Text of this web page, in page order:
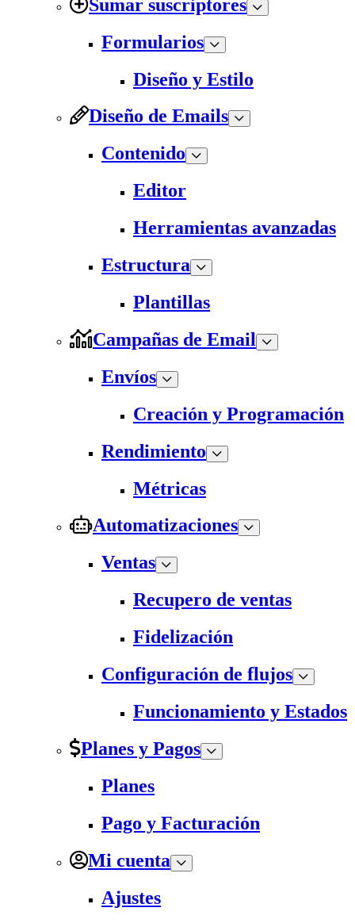
Sumar suscriptores
Formularios
Diseño y Estilo
Diseño de Emails
Contenido
Editor
Herramientas avanzadas
Estructura
Plantillas
Campañas de Email
Envíos
Creación y Programación
Rendimiento
Métricas
Automatizaciones
Ventas
Recupero de ventas
Fidelización
Configuración de flujos
Funcionamiento y Estados
Planes y Pagos
Planes
Pago y Facturación
Mi cuenta
Ajustes